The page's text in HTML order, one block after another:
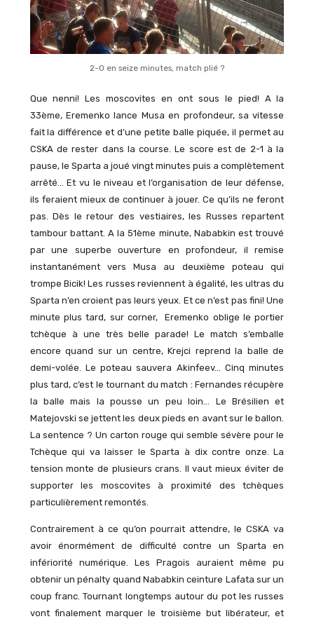
2-0 en seize minutes, match plié ?
Que nenni! Les moscovites en ont sous le pied! A la
33ème, Eremenko lance Musa en profondeur, sa vitesse
fait la différence et d’une petite balle piquée, il permet au
CSKA de rester dans la course. Le score est de 2-1 à la
pause, le Sparta a joué vingt minutes puis a complètement
arrêté… Et vu le niveau et l’organisation de leur défense,
ils feraient mieux de continuer à jouer. Ce qu’ils ne feront
pas. Dès le retour des vestiaires, les Russes repartent
tambour battant. A la 51ème minute, Nababkin est trouvé
par une superbe ouverture en profondeur, il remise
instantanément vers Musa au deuxième poteau qui
trompe Bicik! Les russes reviennent à égalité, les ultras du
Sparta n’en croient pas leurs yeux. Et ce n’est pas fini! Une
minute plus tard, sur corner, Eremenko oblige le portier
tchèque à une très belle parade! Le match s’emballe
encore quand sur un centre, Krejci reprend la balle de
demi-volée. Le poteau sauvera Akinfeev… Cinq minutes
plus tard, c’est le tournant du match : Fernandes récupère
la balle mais la pousse un peu loin… Le Brésilien et
Matejovski se jettent les deux pieds en avant sur le ballon.
La sentence ? Un carton rouge qui semble sévère pour le
Tchèque qui va laisser le Sparta à dix contre onze. La
tension monte de plusieurs crans. Il vaut mieux éviter de
supporter les moscovites à proximité des tchèques
particulièrement remontés.
Contrairement à ce qu’on pourrait attendre, le CSKA va
avoir énormément de difficulté contre un Sparta en
infériorité numérique. Les Pragois auraient même pu
obtenir un pénalty quand Nababkin ceinture Lafata sur un
coup franc. Tournant longtemps autour du pot les russes
vont finalement marquer le troisième but libérateur, et